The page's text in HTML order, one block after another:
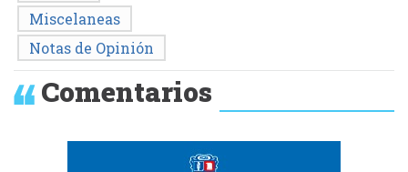
Miscelaneas
Notas de Opinión
Comentarios